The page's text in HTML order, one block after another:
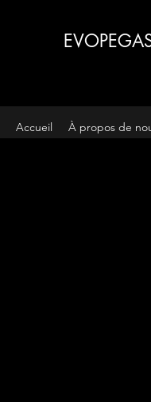
Accueil À propos de